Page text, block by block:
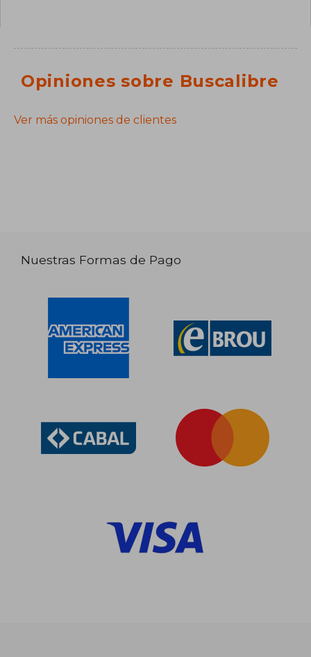
Opiniones sobre Buscalibre
Ver más opiniones de clientes
Nuestras Formas de Pago